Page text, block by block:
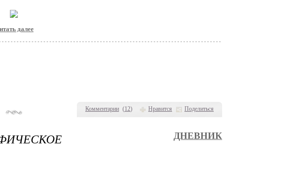
Комментарии (12) Нравится Поделиться
далее
ДНЕВНИК